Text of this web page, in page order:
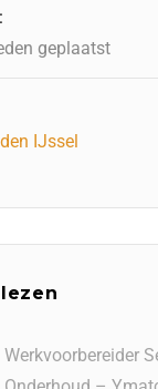
geplaatst
IJssel
Werkvoorbereider